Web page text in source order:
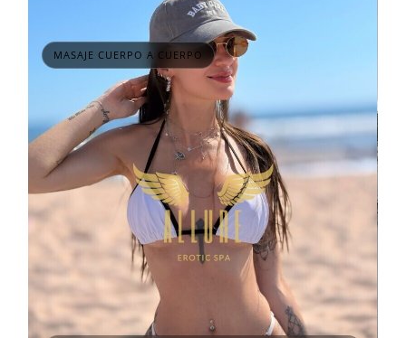
MASAJE CUERPO A CUERPO